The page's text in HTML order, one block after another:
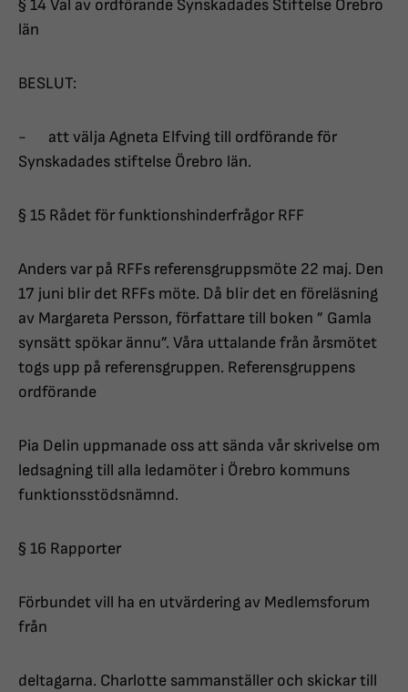
§ 14 Val av ordförande Synskadades Stiftelse Örebro
län
BESLUT:
- att välja Agneta Elfving till ordförande för
Synskadades stiftelse Örebro län.
§ 15 Rådet för funktionshinderfrågor RFF
Anders var på RFFs referensgruppsmöte 22 maj. Den
17 juni blir det RFFs möte. Då blir det en föreläsning
av Margareta Persson, författare till boken ” Gamla
synsätt spökar ännu”. Våra uttalande från årsmötet
togs upp på referensgruppen. Referensgruppens
ordförande
Pia Delin uppmanade oss att sända vår skrivelse om
ledsagning till alla ledamöter i Örebro kommuns
funktionsstödsnämnd.
§ 16 Rapporter
Förbundet vill ha en utvärdering av Medlemsforum
från
deltagarna. Charlotte sammanställer och skickar till